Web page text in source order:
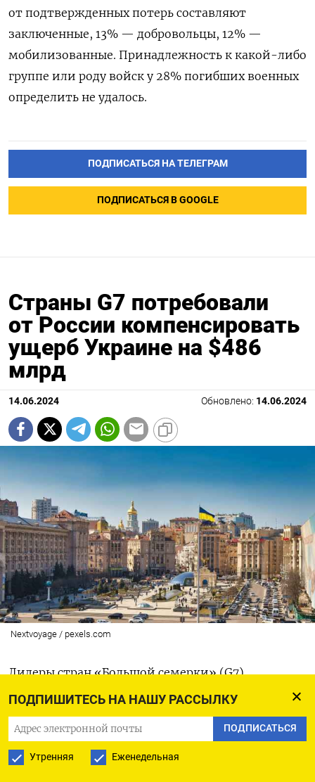
ПОДПИШИТЕСЬ НА НАШУ РАССЫЛКУ
ПОДПИСАТЬСЯ
Утренняя Еженедельная
от подтвержденных потерь составляют
заключенные, 13% — добровольцы, 12% —
мобилизованные. Принадлежность к какой-либо
группе или роду войск у 28% погибших военных
определить не удалось.
ПОДПИСАТЬСЯ НА ТЕЛЕГРАМ
ПОДПИСАТЬСЯ В GOOGLE
Страны G7 потребовали
от России компенсировать
ущерб Украине на $486
млрд
14.06.2024 Обновлено: 14.06.2024
Nextvoyage / pexels.com
Лидеры стран «Большой семерки» (G7)
намерены добиваться от России выплаты
компенсации Украине в размере $486 млрд,
говорится в заявлении участников саммита.